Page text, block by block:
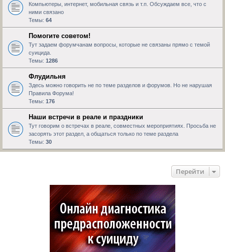
Компьютеры, интернет, мобильная связь и т.п. Обсуждаем все, что с
ними связано
Темы: 64
Помогите советом!
Тут задаем форумчанам вопросы, которые не связаны прямо с темой
суицида.
Темы: 1286
Флудильня
Здесь можно говорить не по теме разделов и форумов. Но не нарушая
Правила Форума!
Темы: 176
Наши встречи в реале и праздники
Тут говорим о встречах в реале, совместных мероприятиях. Просьба не
засорять этот раздел, а общаться только по теме раздела
Темы: 30
Перейти